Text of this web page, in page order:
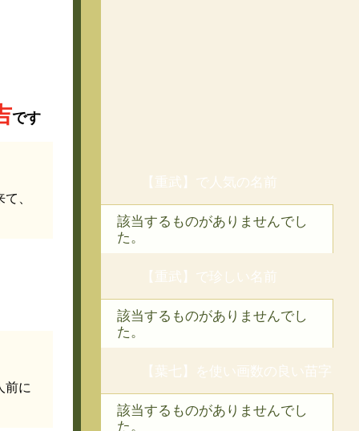
です
、
前に
【重武】で人気の名前
該当するものがありませんでし
た。
【重武】で珍しい名前
該当するものがありませんでし
た。
【葉七】を使い画数の良い苗字
該当するものがありませんでし
た。